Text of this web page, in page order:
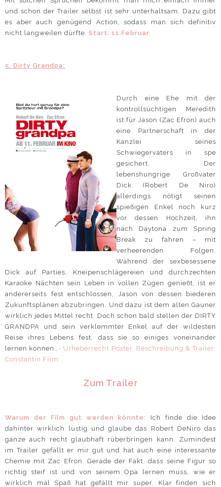
und schon der Trailer selbst ist sehr unterhaltsam. Dazu gibt
es aber auch genügend Action, sodass man sich definitiv
nicht langweilen dürfte. Start: 11.Februar
5. Dirty Grandpa:
Durch eine Ehe mit der
kontrollsüchtigen Meredith
ist für Jason (Zac Efron) auch
eine Partnerschaft in der
Kanzlei seines
Schwiegervaters in spe
gesichert. Der
lebenshungrige Großvater
Dick (Robert De Niro)
allerdings nötigt seinen
spießigen Enkel noch kurz
vor dessen Hochzeit, ihn
nach Daytona zum Spring
Break zu fahren – mit
verheerenden Folgen.
Während der sexbesessene
Dick auf Parties, Kneipenschlägereien und durchzechten
Karaoke Nächten sein Leben in vollen Zügen genießt, ist er
andererseits fest entschlossen, Jason von dessen biederen
Zukunftsplänen abzubringen. Und dazu ist dem alten Gauner
wirklich jedes Mittel recht. Doch schon bald stellen der DIRTY
GRANDPA und sein verklemmter Enkel auf der wildesten
Reise ihres Lebens fest, dass sie so einiges voneinander
lernen können… - Urheberrecht Poster, Beschreibung & Trailer:
Constantin Film
Zum Trailer
Warum der Film gut werden könnte:
Ich finde die Idee
dahinter wirklich lustig und glaube das Robert DeNiro das
ganze auch recht glaubhaft rüberbringen kann. Zumindest
im Trailer gefällt er mir gut und hat auch eine interessante
Chemie mit Zac Efron. Gerade der Fakt, dass seine Figur so
richtig steif ist und von seinem Opa lernen muss, wie er
wirklich mal Spaß hat gefällt mir super. Klar finden sich